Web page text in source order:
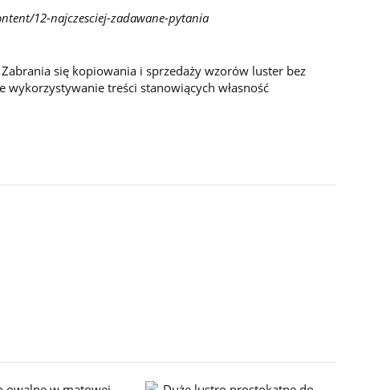
12-najczesciej-zadawane-pytania
się kopiowania i sprzedaży wzorów luster bez
treści stanowiących własność